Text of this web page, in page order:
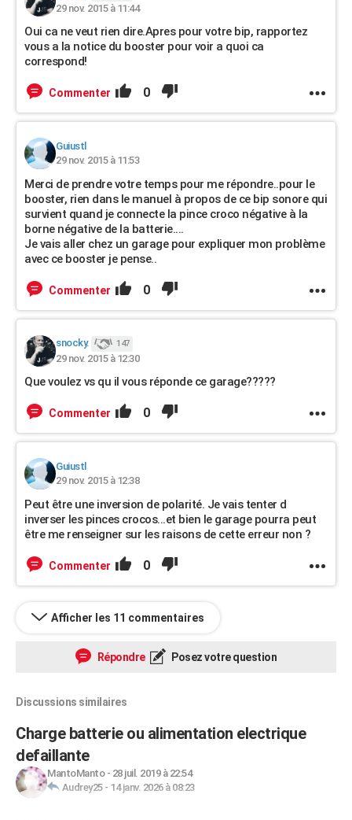
29 nov. 2015 à 11:44
Oui ca ne veut rien dire.Apres pour votre bip, rapportez
vous a la notice du booster pour voir a quoi ca
correspond!
Commenter 0
Guiustl
29 nov. 2015 à 11:53
Merci de prendre votre temps pour me répondre..pour le
booster, rien dans le manuel à propos de ce bip sonore qui
survient quand je connecte la pince croco négative à la
borne négative de la batterie....
Je vais aller chez un garage pour expliquer mon problème
avec ce booster je pense..
Commenter 0
snocky. 147
29 nov. 2015 à 12:30
Que voulez vs qu il vous réponde ce garage?????
Commenter 0
Guiustl
29 nov. 2015 à 12:38
Peut être une inversion de polarité. Je vais tenter d
inverser les pinces crocos...et bien le garage pourra peut
être me renseigner sur les raisons de cette erreur non ?
Commenter 0
Afficher les 11 commentaires
Répondre Posez votre question
Discussions similaires
Charge batterie ou alimentation electrique
defaillante
MantoManto- 28 juil. 2019 à 22:54
Audrey25- 14 janv. 2026 à 08:23